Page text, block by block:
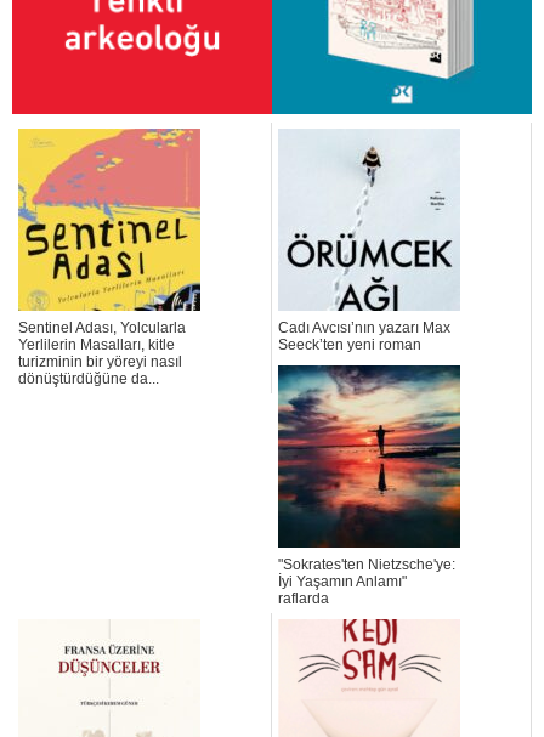
Sentinel Adası, Yolcularla
Yerlilerin Masalları, kitle
turizminin bir yöreyi nasıl
dönüştürdüğüne da...
Cadı Avcısı’nın yazarı Max
Seeck’ten yeni roman
"Sokrates'ten Nietzsche'ye:
İyi Yaşamın Anlamı"
raflarda